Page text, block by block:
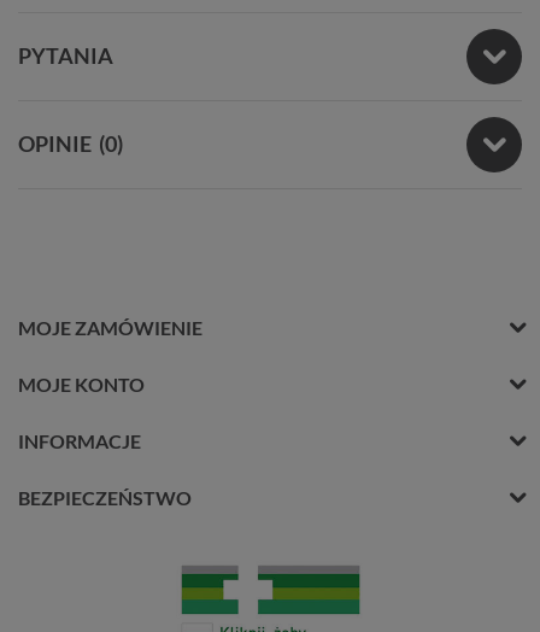
PYTANIA
OPINIE (0)
MOJE ZAMÓWIENIE
MOJE KONTO
INFORMACJE
BEZPIECZEŃSTWO